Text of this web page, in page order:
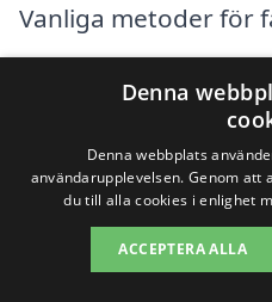
Vanliga metoder för
Högtryckstvätt
Ångtvätt
Kemisk rengöring
Skonsam
Denna
Denna webbplats
användarupplevelsen. Genom att
du till alla cookies i enlighet
ACCEPTERA ALLA